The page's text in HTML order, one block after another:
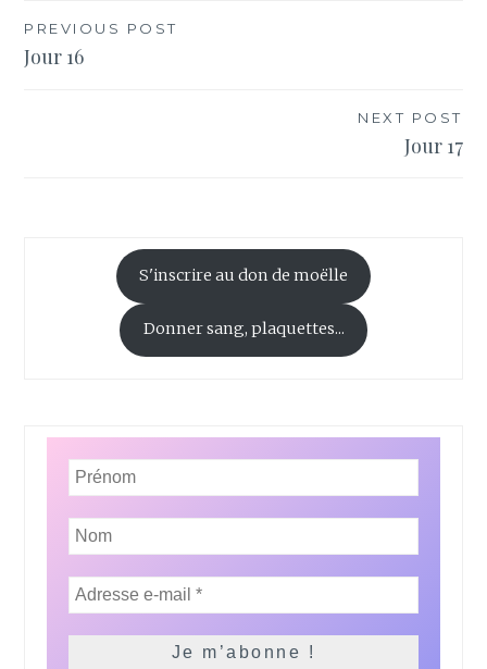
Navigation
de
PREVIOUS POST
Jour 16
NEXT POST
Jour 17
S'inscrire au don de moëlle
Donner sang, plaquettes...